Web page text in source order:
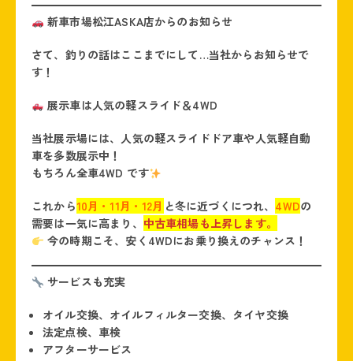
新車市場松江ASKA店からのお知らせ
さて、釣りの話はここまでにして…当社からお知らせで
す！
展示車は人気の軽スライド＆4WD
当社展示場には、人気の軽スライドドア車や人気軽自動
車を多数展示中！
もちろん全車4WD です
これから10月・11月・12月 と冬に近づくにつれ、 4WDの
需要は一気に高まり、 中古車相場も上昇します。
今の時期こそ、安く4WDにお乗り換えのチャンス！
サービスも充実
オイル交換、オイルフィルター交換、タイヤ交換
法定点検、車検
アフターサービス